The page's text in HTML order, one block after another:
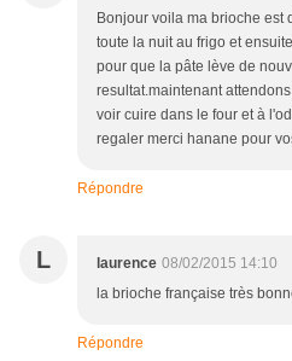
Bonjour voila ma brioche est
toute la nuit au frigo et
pour que la pâte lève de
resultat.maintenant
voir cuire dans le four et à
regaler merci hanane pour
Répondre
L laurence 08/02/2015 14:10
la brioche française très
Répondre